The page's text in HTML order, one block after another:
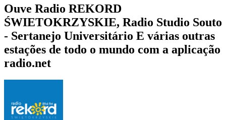
Ouve Radio REKORD
ŚWIETOKRZYSKIE, Radio Studio Souto
- Sertanejo Universitário E várias outras
estações de todo o mundo com a aplicação
radio.net